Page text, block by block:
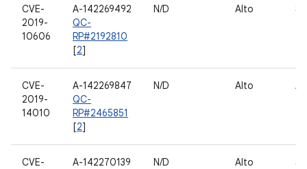
CVE-
2019-
10606
A-142269492
QC-
RP#2192810
[2]
N/D Alto
CVE-
2019-
14010
A-142269847
QC-
RP#2465851
[2]
N/D Alto
CVE-
A-142270139
N/D Alto